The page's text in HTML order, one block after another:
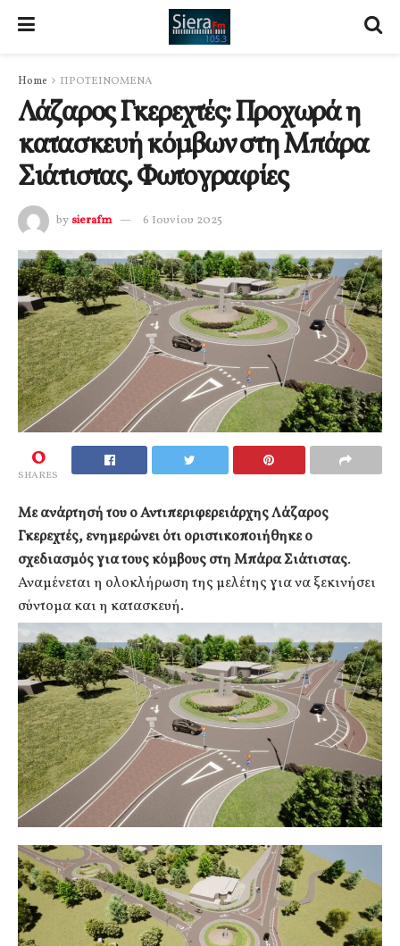
Home ΠΡΟΤΕΙΝΟΜΕΝΑ
Λάζαρος Γκερεχτές: Προχωρά η
κατασκευή κόμβων στη Μπάρα
Σιάτιστας. Φωτογραφίες
by sierafm 6 Ιουνίου 2025
0
SHARES
Με ανάρτησή του ο Αντιπεριφερειάρχης Λάζαρος
Γκερεχτές, ενημερώνει ότι οριστικοποιήθηκε ο
σχεδιασμός για τους κόμβους στη Μπάρα Σιάτιστας.
Αναμένεται η ολοκλήρωση της μελέτης για να ξεκινήσει
σύντομα και η κατασκευή.